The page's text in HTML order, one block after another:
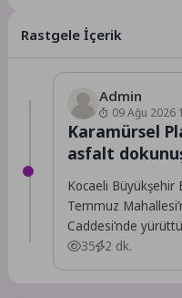
yemeklerini yapmanın
Rastgele İçerik
Admin
09 Ağu 2026
Karamürsel
asfalt
Kocaeli Büyükşehir
Temmuz
Caddesi’nde
çalışmalarını
35 2 dk.